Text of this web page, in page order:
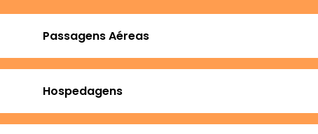
Passagens Aéreas
Hospedagens